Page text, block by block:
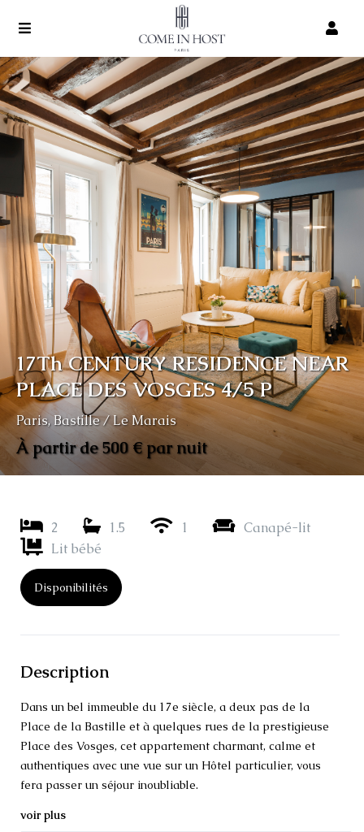
17Th CENTURY RESIDENCE NEAR
PLACE DES VOSGES 4/5 P
Paris,Bastille / Le Marais
À partir de 500 € par nuit
2 1.5 1
Canapé-lit
Lit bébé
Disponibilités
Description
Dans un bel immeuble du 17e siècle, a deux pas de la
Place de la Bastille et à quelques rues de la prestigieuse
Place des Vosges, cet appartement charmant, calme et
authentiques avec une vue sur un Hôtel particulier, vous
fera passer un séjour inoubliable.
un grand nombres de bars, restaurants et café à la mode.
voir plus